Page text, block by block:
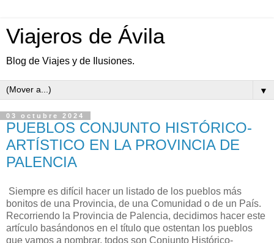
Viajeros de Ávila
Blog de Viajes y de Ilusiones.
▼
03 octubre 2024
PUEBLOS CONJUNTO HISTÓRICO-
ARTÍSTICO EN LA PROVINCIA DE
PALENCIA
Siempre es difícil hacer un listado de los pueblos más
bonitos de una Provincia, de una Comunidad o de un País.
Recorriendo la Provincia de Palencia, decidimos hacer este
artículo basándonos en el título que ostentan los pueblos
que vamos a nombrar, todos son Conjunto Histórico-